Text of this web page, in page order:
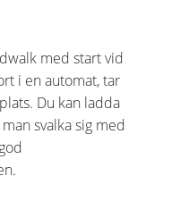
med start vid
i en automat, tar
Du kan ladda
svalka sig med